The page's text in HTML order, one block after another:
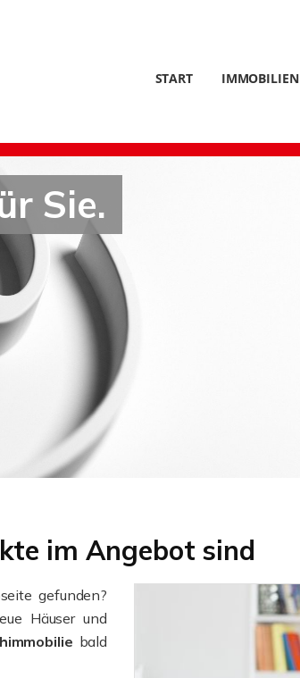
START IMMOBILIEN
Sie.
im Angebot sind
gefunden?
Häuser und
bald